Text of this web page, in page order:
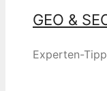
GEO &
Experten-